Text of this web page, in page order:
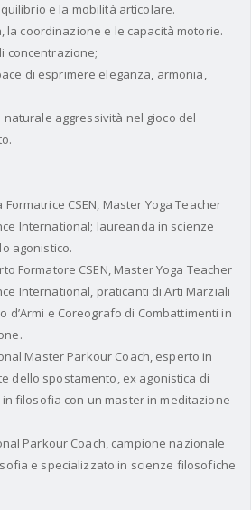
e la mobilità articolare.
la coordinazione e le capacità motorie.
concentrazione;
di esprimere eleganza, armonia,
aggressività nel gioco del
CSEN, Master Yoga Teacher
International; laureanda in scienze
agonistico.
Formatore CSEN, Master Yoga Teacher
International, praticanti di Arti Marziali
d’Armi e Coreografo di Combattimenti in
Master Parkour Coach, esperto in
dello spostamento, ex agonistica di
filosofia con un master in meditazione
Parkour Coach, campione nazionale
e specializzato in scienze filosofiche